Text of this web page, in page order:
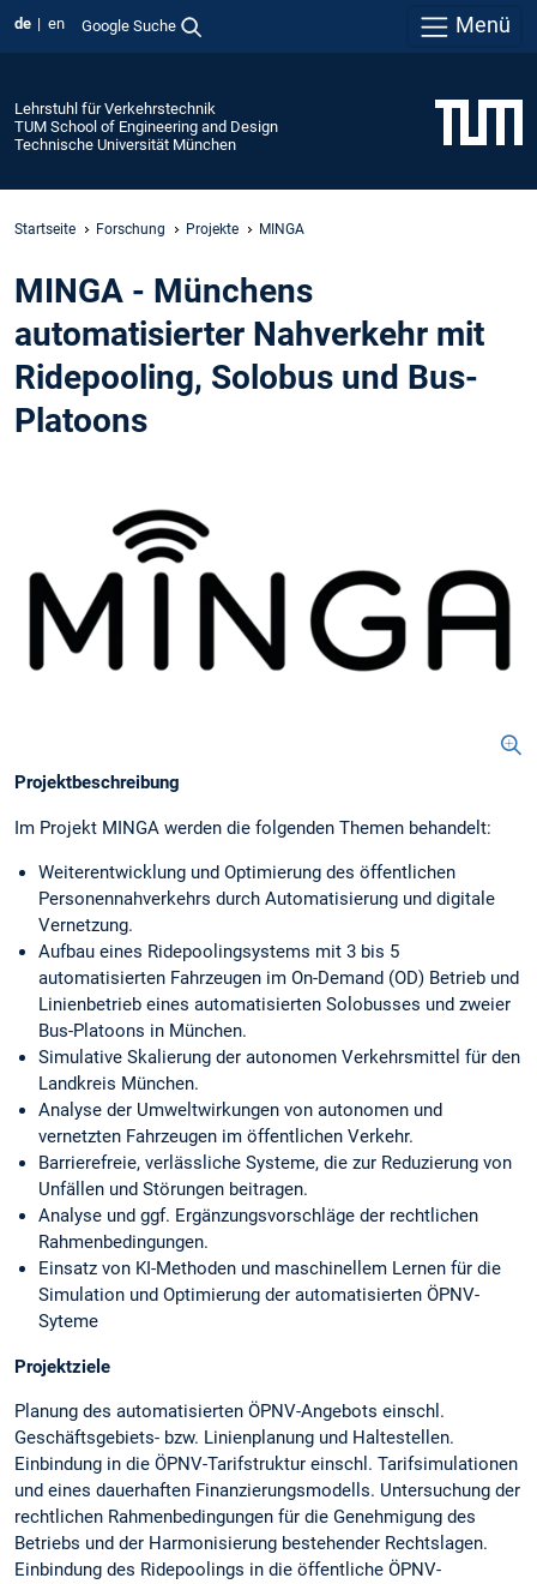
de en Google Suche Menü
Lehrstuhl für Verkehrstechnik
TUM School of Engineering and Design
Technische Universität München
Startseite Forschung Projekte MINGA
MINGA - Münchens
automatisierter Nahverkehr mit
Ridepooling, Solobus und Bus-
Platoons
Projektbeschreibung
Im Projekt MINGA werden die folgenden Themen behandelt:
Weiterentwicklung und Optimierung des öffentlichen
Personennahverkehrs durch Automatisierung und digitale
Vernetzung.
Aufbau eines Ridepoolingsystems mit 3 bis 5
automatisierten Fahrzeugen im On-Demand (OD) Betrieb und
Linienbetrieb eines automatisierten Solobusses und zweier
Bus-Platoons in München.
Simulative Skalierung der autonomen Verkehrsmittel für den
Landkreis München.
Analyse der Umweltwirkungen von autonomen und
vernetzten Fahrzeugen im öffentlichen Verkehr.
Barrierefreie, verlässliche Systeme, die zur Reduzierung von
Unfällen und Störungen beitragen.
Analyse und ggf. Ergänzungsvorschläge der rechtlichen
Rahmenbedingungen.
Einsatz von KI-Methoden und maschinellem Lernen für die
Simulation und Optimierung der automatisierten ÖPNV-
Syteme
Projektziele
Planung des automatisierten ÖPNV-Angebots einschl.
Geschäftsgebiets- bzw. Linienplanung und Haltestellen.
Einbindung in die ÖPNV-Tarifstruktur einschl. Tarifsimulationen
und eines dauerhaften Finanzierungsmodells. Untersuchung der
rechtlichen Rahmenbedingungen für die Genehmigung des
Betriebs und der Harmonisierung bestehender Rechtslagen.
Einbindung des Ridepoolings in die öffentliche ÖPNV-